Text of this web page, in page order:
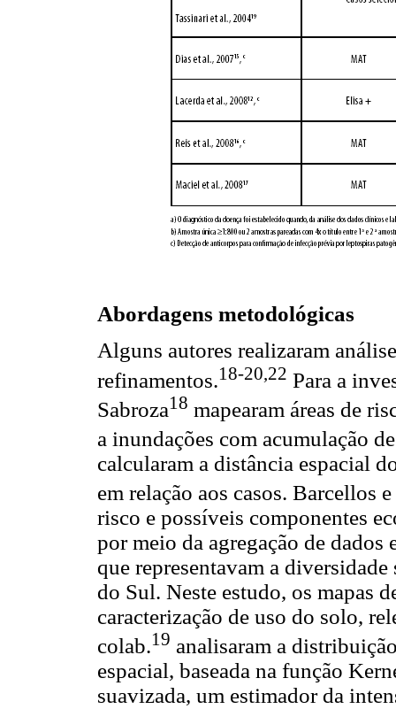
Abordagens metodológicas
Alguns autores realizaram
refinamentos.18-20,22 Para a
Sabroza18 mapearam áreas de
a inundações com acumulação
calcularam a distância espacial
em relação aos casos. Barcellos
risco e possíveis componentes
por meio da agregação de
que representavam a
do Sul. Neste estudo, os mapas
caracterização de uso do solo,
colab.19 analisaram a
espacial, baseada na função
suavizada, um estimador da